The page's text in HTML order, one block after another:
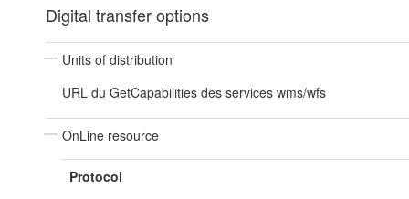
Digital transfer options
Units of distribution
URL du GetCapabilities des services wms/wfs
OnLine resource
Protocol